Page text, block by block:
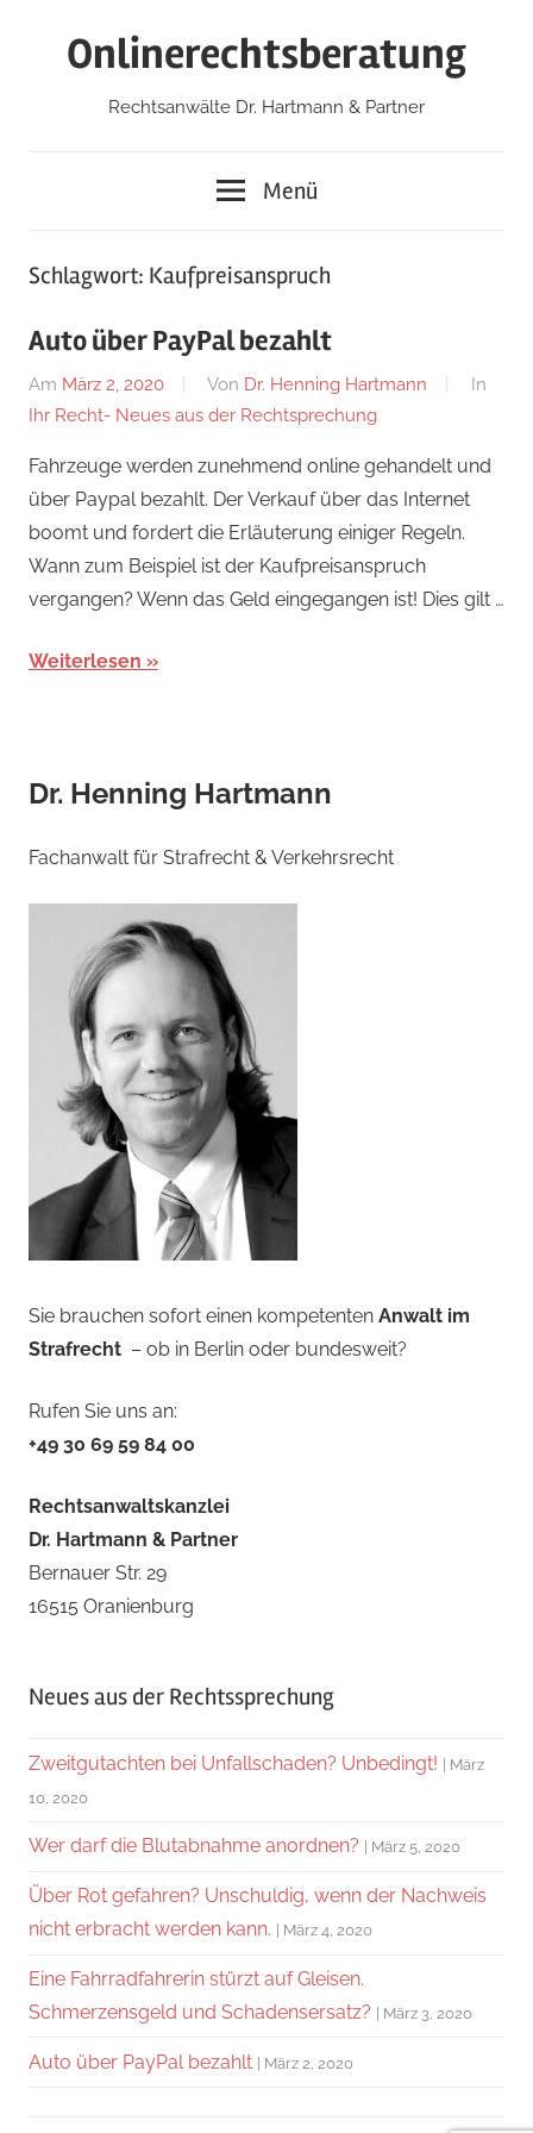
Onlinerechtsberatung
Rechtsanwälte Dr. Hartmann & Partner
Menü
Schlagwort: Kaufpreisanspruch
Auto über PayPal bezahlt
Am März 2, 2020 Von Dr. Henning Hartmann
In
Ihr Recht- Neues aus der Rechtsprechung
Fahrzeuge werden zunehmend online gehandelt und
über Paypal bezahlt. Der Verkauf über das Internet
boomt und fordert die Erläuterung einiger Regeln.
Wann zum Beispiel ist der Kaufpreisanspruch
vergangen? Wenn das Geld eingegangen ist! Dies gilt …
Weiterlesen
Dr. Henning Hartmann
Fachanwalt für Strafrecht & Verkehrsrecht
Sie brauchen sofort einen kompetenten Anwalt im
Strafrecht – ob in Berlin oder bundesweit?
Rufen Sie uns an:
+49 30 69 59 84 00
Rechtsanwaltskanzlei
Dr. Hartmann & Partner
Bernauer Str. 29
16515 Oranienburg
Neues aus der Rechtssprechung
Zweitgutachten bei Unfallschaden? Unbedingt!
März
10, 2020
Wer darf die Blutabnahme anordnen? März 5, 2020
Über Rot gefahren? Unschuldig, wenn der Nachweis
nicht erbracht werden kann.
März 4, 2020
Eine Fahrradfahrerin stürzt auf Gleisen.
Schmerzensgeld und Schadensersatz?
März 3, 2020
Auto über PayPal bezahlt März 2, 2020